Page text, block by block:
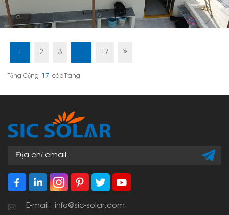
2 3 ... 17
Tổng Cộng 17 Các Trang
E-mail : info@sic-solar.com